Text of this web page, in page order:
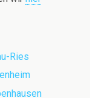
Ries